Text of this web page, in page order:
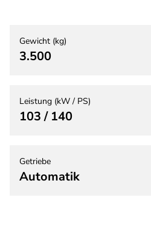
Gewicht (kg)
3.500
Leistung (kW / PS)
103 / 140
Getriebe
Automatik